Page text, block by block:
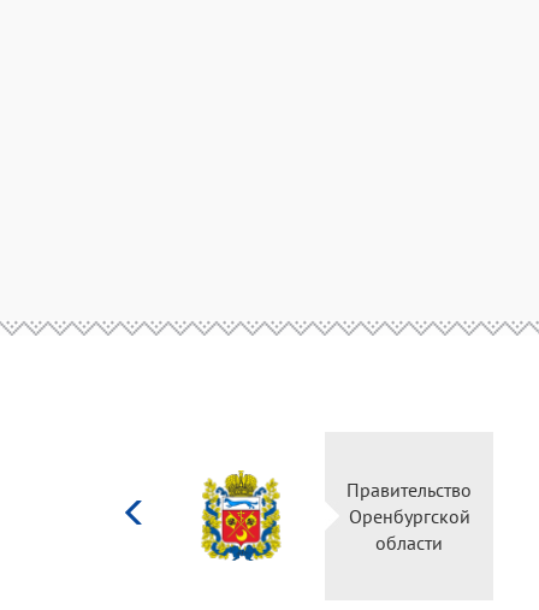
Правительство
Оренбургской
области